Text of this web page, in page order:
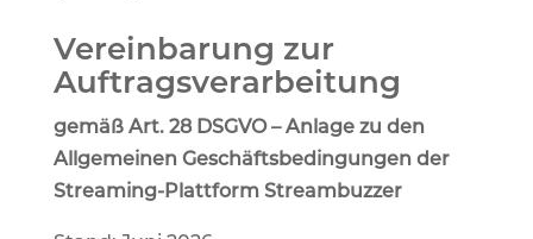
Vereinbarung zur
Auftragsverarbeitung
gemäß Art. 28 DSGVO – Anlage zu den
Allgemeinen Geschäftsbedingungen der
Streaming-Plattform Streambuzzer